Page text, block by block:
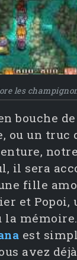
les
bouche
ou un truc
il sera
fille
et Popoi,
la
est
avez